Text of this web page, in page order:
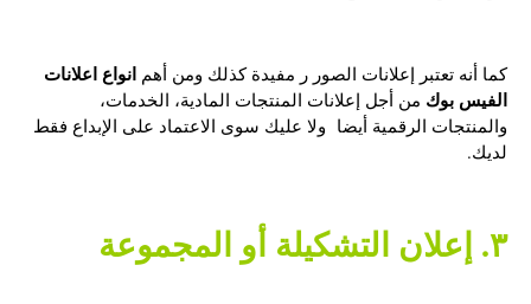
كما أنه تعتبر إعلانات الصور ر مفيدة كذلك ومن أهمانواع اعلانات
الفيس بوكمن أجل إعلانات المنتجات المادية، الخدمات،
والمنتجات الرقمية أيضا ولا عليك سوى الاعتماد على الإبداع فقط
لديك.